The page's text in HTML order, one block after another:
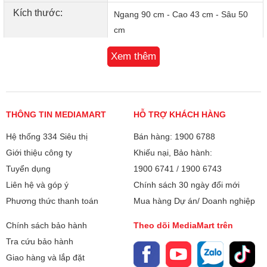
Lưới lọc mỡ hợp kim nhôm 5 lớp – Dễ tháo lắp và vệ
sinh
Hệ thống lưới lọc dầu mỡ 5 lớp bằng hợp kim nhôm giúp
giữ lại hiệu quả các hạt mỡ trong không khí, bảo vệ động
cơ và kéo dài tuổi thọ máy. Đặc biệt, lưới lọc có thể dễ dàng
trình sử dụng.
Kích thước:
Ngang 90 cm - Cao 43 cm - Sâu 50
cm
36 tháng
Xem thêm
THÔNG TIN MEDIAMART
Hệ thống 334 Siêu thị
Giới thiệu công ty
Tuyển dụng
Liên hệ và góp ý
Phương thức thanh toán
HỖ TRỢ KHÁCH HÀNG
Bán hàng: 1900 6788
Khiếu nại, Bảo hành:
1900 6741 / 1900 6743
Chính sách 30 ngày đổi mới
Mua hàng Dự án/ Doanh nghiệp
Chính sách bảo hành
Tra cứu bảo hành
Giao hàng và lắp đặt
Theo dõi MediaMart trên